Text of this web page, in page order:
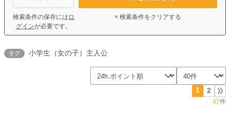
検索条件の保存には ロ
グインが必要です。
× 検索条件をクリアする
タグ 小学生（女の子）主人公
1 2
47件